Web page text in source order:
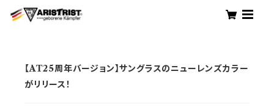
【AT25周年バージョン】サングラスのニューレンズカラー
がリリース！